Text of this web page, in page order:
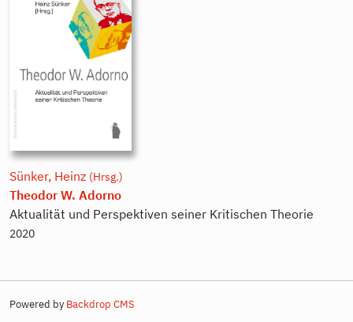
Sünker, Heinz (Hrsg.)
Theodor W. Adorno
Aktualität und Perspektiven seiner Kritischen Theorie
2020
Powered by Backdrop CMS